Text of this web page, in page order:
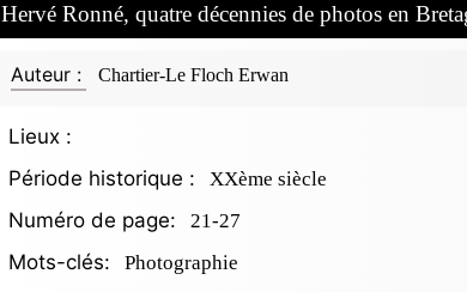
Hervé Ronné, quatre décennies de photos en
Auteur : Chartier-Le Floch Erwan
Lieux :
Période historique :
XXème siècle
Numéro de page: 21-27
Mots-clés: Photographie